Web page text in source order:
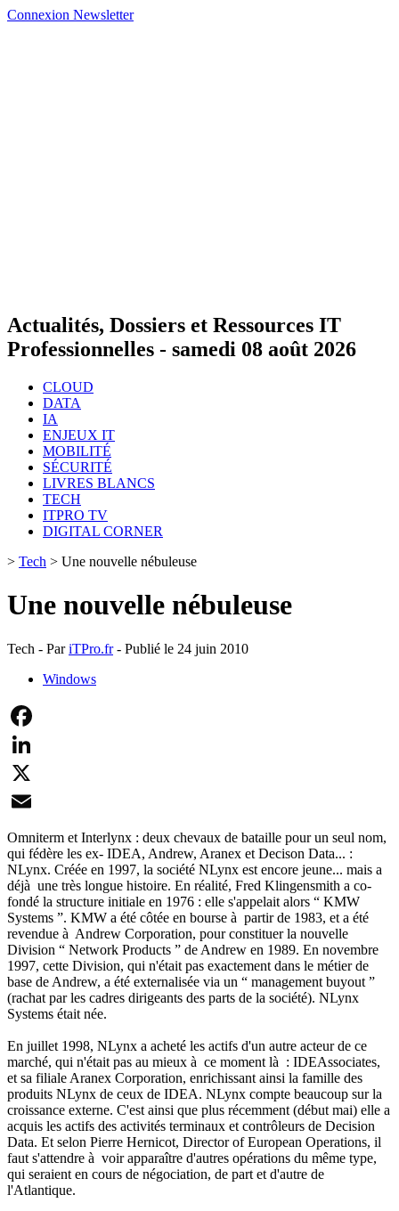
Connexion Newsletter
Actualités, Dossiers et Ressources IT
Professionnelles - samedi 08 août 2026
CLOUD
DATA
IA
ENJEUX IT
MOBILITÉ
SÉCURITÉ
LIVRES BLANCS
TECH
ITPRO TV
DIGITAL CORNER
> Tech > Une nouvelle nébuleuse
Une nouvelle nébuleuse
Tech - PariTPro.fr- Publié le 24 juin 2010
Windows
Facebook
LinkedIn
X
Email
Omniterm et Interlynx : deux chevaux de bataille pour un seul nom,
qui fédère les ex- IDEA, Andrew, Aranex et Decison Data... :
NLynx. Créée en 1997, la société NLynx est encore jeune... mais a
déjà une très longue histoire. En réalité, Fred Klingensmith a co-
fondé la structure initiale en 1976 : elle s'appelait alors “ KMW
Systems ”. KMW a été côtée en bourse à partir de 1983, et a été
revendue à Andrew Corporation, pour constituer la nouvelle
Division “ Network Products ” de Andrew en 1989. En novembre
1997, cette Division, qui n'était pas exactement dans le métier de
base de Andrew, a été externalisée via un “ management buyout ”
(rachat par les cadres dirigeants des parts de la société). NLynx
Systems était née.
En juillet 1998, NLynx a acheté les actifs d'un autre acteur de ce
marché, qui n'était pas au mieux à ce moment là : IDEAssociates,
et sa filiale Aranex Corporation, enrichissant ainsi la famille des
produits NLynx de ceux de IDEA. NLynx compte beaucoup sur la
croissance externe. C'est ainsi que plus récemment (début mai) elle a
acquis les actifs des activités terminaux et contrôleurs de Decision
Data. Et selon Pierre Hernicot, Director of European Operations, il
faut s'attendre à voir apparaître d'autres opérations du même type,
qui seraient en cours de négociation, de part et d'autre de
l'Atlantique.